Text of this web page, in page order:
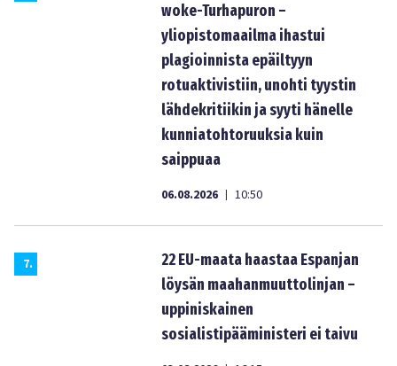
woke-Turhapuron –
yliopistomaailma ihastui
plagioinnista epäiltyyn
rotuaktivistiin, unohti tyystin
lähdekritiikin ja syyti hänelle
kunniatohtoruuksia kuin
saippuaa
06.08.2026 | 10:50
7.
22 EU-maata haastaa Espanjan
löysän maahanmuuttolinjan –
uppiniskainen
sosialistipääministeri ei taivu